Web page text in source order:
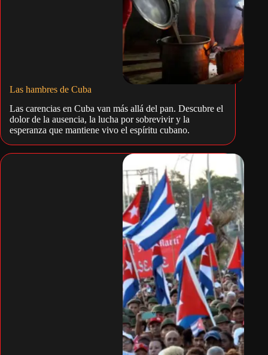
Las hambres de Cuba
Las carencias en Cuba van más allá del pan. Descubre el
dolor de la ausencia, la lucha por sobrevivir y la
esperanza que mantiene vivo el espíritu cubano.